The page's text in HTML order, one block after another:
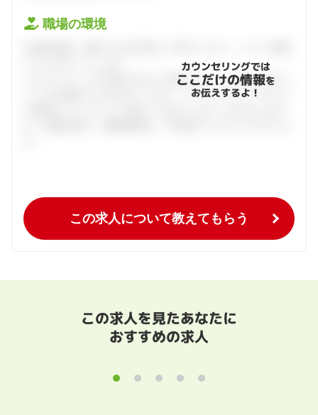
職場の環境
ハタラクティブが企業とあなたの間に立って、あなたに向い
ている仕事探しをお手伝いします。キャリアアドバイザーと
カウンセリングでは
ここだけの情報を
お伝えするよ！
この求人について教えてもらう
この求人を見たあなたに
おすすめの求人